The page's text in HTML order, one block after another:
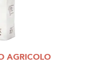
AGRICOLO